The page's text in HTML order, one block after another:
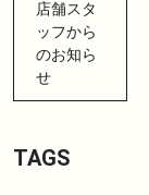
店舗スタ
ッフから
のお知ら
せ
TAGS